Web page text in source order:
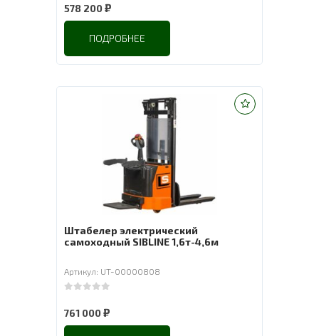
578 200₽
ПОДРОБНЕЕ
Штабелер электрический
самоходный SIBLINE 1,6т-4,6м
Артикул: UT-00000808
761 000₽